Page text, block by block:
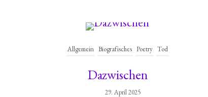
Allgemein Biografisches Poetry Tod
Dazwischen
29. April 2025